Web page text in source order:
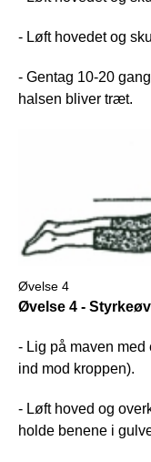
- Løft hovedet og
- Gentag 10-20
halsen bliver træt.
Øvelse 4
Øvelse 4 -
- Lig på maven
ind mod kroppen).
- Løft hoved og
holde benene i